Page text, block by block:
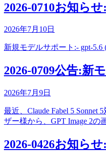
2026-0710お知ら
2026年7月10日
新規モデルサポート:- gpt-5.6
2026-0709公告:新
2026年7月9日
最近、Claude Fabel 5
ザー様から、GPT Image 2
2026-0426お知ら